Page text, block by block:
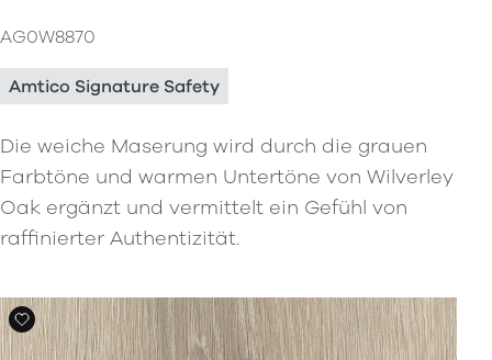
AG0W8870
Amtico Signature Safety
Die weiche Maserung wird durch die grauen
Farbtöne und warmen Untertöne von Wilverley
Oak ergänzt und vermittelt ein Gefühl von
raffinierter Authentizität.